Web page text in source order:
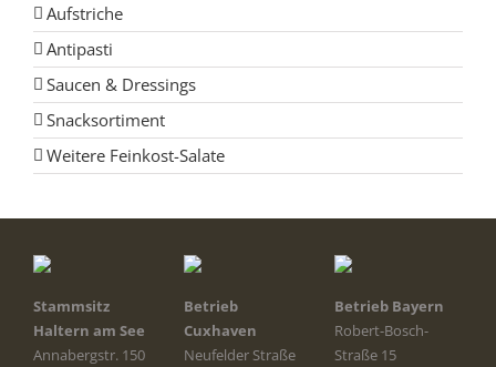
Aufstriche
Antipasti
Saucen & Dressings
Snacksortiment
Weitere Feinkost-Salate
Stammsitz
Haltern am See
Annabergstr. 150
Betrieb
Cuxhaven
Neufelder Straße
Betrieb Bayern
Robert-Bosch-
Straße 15